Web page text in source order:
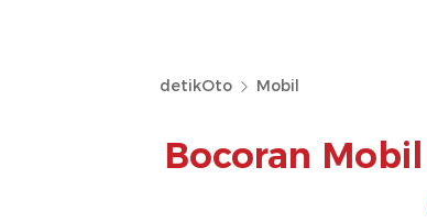
detikOto Mobil
Bocoran